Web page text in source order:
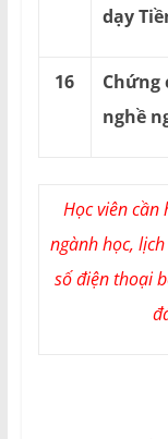
dạy
16
Chứng
nghề
Học viên cần
ngành học,
số điện thoại